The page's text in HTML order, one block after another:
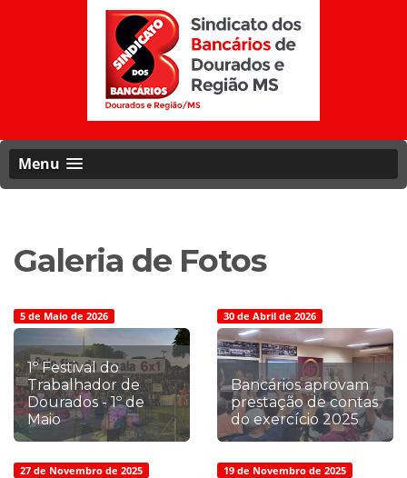
Menu
Galeria de Fotos
5 de Maio de 2026
1º Festival do
Trabalhador de
Dourados - 1º de
Maio
30 de Abril de 2026
Bancários aprovam
prestação de contas
do exercício 2025
27 de Novembro de 2025 19 de Novembro de 2025